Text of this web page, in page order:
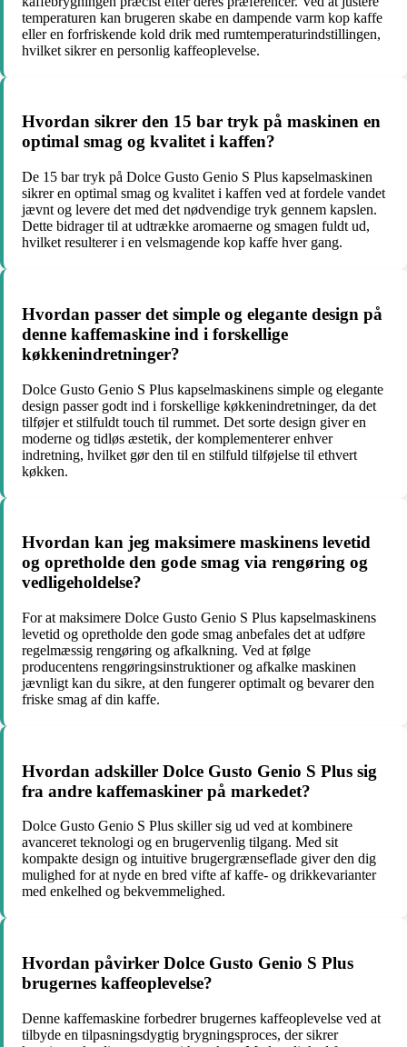
temperaturen kan brugeren skabe en dampende varm kop kaffe
eller en forfriskende kold drik med rumtemperaturindstillingen,
hvilket sikrer en personlig kaffeoplevelse.
Hvordan sikrer den 15 bar tryk på maskinen en
optimal smag og kvalitet i kaffen?
De 15 bar tryk på Dolce Gusto Genio S Plus kapselmaskinen
sikrer en optimal smag og kvalitet i kaffen ved at fordele vandet
jævnt og levere det med det nødvendige tryk gennem kapslen.
Dette bidrager til at udtrække aromaerne og smagen fuldt ud,
hvilket resulterer i en velsmagende kop kaffe hver gang.
Hvordan passer det simple og elegante design på
denne kaffemaskine ind i forskellige
køkkenindretninger?
Dolce Gusto Genio S Plus kapselmaskinens simple og elegante
design passer godt ind i forskellige køkkenindretninger, da det
tilføjer et stilfuldt touch til rummet. Det sorte design giver en
moderne og tidløs æstetik, der komplementerer enhver
indretning, hvilket gør den til en stilfuld tilføjelse til ethvert
køkken.
Hvordan kan jeg maksimere maskinens levetid
og opretholde den gode smag via rengøring og
vedligeholdelse?
For at maksimere Dolce Gusto Genio S Plus kapselmaskinens
levetid og opretholde den gode smag anbefales det at udføre
regelmæssig rengøring og afkalkning. Ved at følge
producentens rengøringsinstruktioner og afkalke maskinen
jævnligt kan du sikre, at den fungerer optimalt og bevarer den
friske smag af din kaffe.
Hvordan adskiller Dolce Gusto Genio S Plus sig
fra andre kaffemaskiner på markedet?
Dolce Gusto Genio S Plus skiller sig ud ved at kombinere
avanceret teknologi og en brugervenlig tilgang. Med sit
kompakte design og intuitive brugergrænseflade giver den dig
mulighed for at nyde en bred vifte af kaffe- og drikkevarianter
med enkelhed og bekvemmelighed.
Hvordan påvirker Dolce Gusto Genio S Plus
brugernes kaffeoplevelse?
Denne kaffemaskine forbedrer brugernes kaffeoplevelse ved at
tilbyde en tilpasningsdygtig brygningsproces, der sikrer